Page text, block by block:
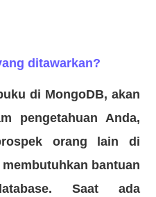
ditawarkan?
di MongoDB, akan
pengetahuan Anda,
orang lain di
bantuan
Saat ada